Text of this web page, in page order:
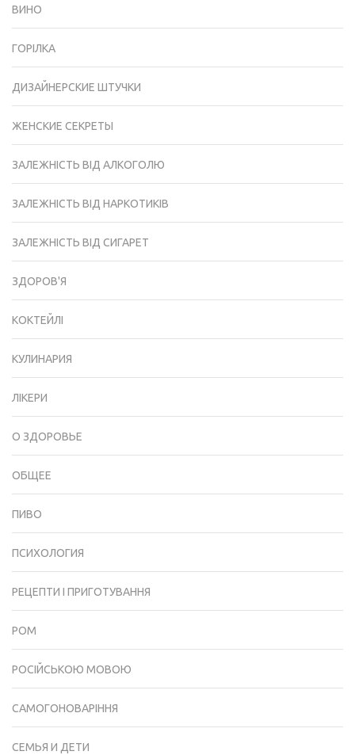
ВИНО
ГОРІЛКА
ДИЗАЙНЕРСКИЕ ШТУЧКИ
ЖЕНСКИЕ СЕКРЕТЫ
ЗАЛЕЖНІСТЬ ВІД АЛКОГОЛЮ
ЗАЛЕЖНІСТЬ ВІД НАРКОТИКІВ
ЗАЛЕЖНІСТЬ ВІД СИГАРЕТ
ЗДОРОВ'Я
КОКТЕЙЛІ
КУЛИНАРИЯ
ЛІКЕРИ
О ЗДОРОВЬЕ
ОБЩЕЕ
ПИВО
ПСИХОЛОГИЯ
РЕЦЕПТИ І ПРИГОТУВАННЯ
РОМ
РОСІЙСЬКОЮ МОВОЮ
САМОГОНОВАРІННЯ
СЕМЬЯ И ДЕТИ